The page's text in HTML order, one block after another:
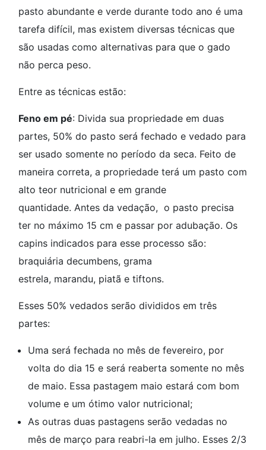
pasto abundante e verde durante todo ano é uma
tarefa difícil, mas existem diversas técnicas que
são usadas como alternativas para que o gado
não perca peso.
Entre as técnicas estão:
Feno em pé: Divida sua propriedade em duas
partes, 50% do pasto será fechado e vedado para
ser usado somente no período da seca. Feito de
maneira correta, a propriedade terá um pasto com
alto teor nutricional e em grande
quantidade. Antes da vedação, o pasto precisa
ter no máximo 15 cm e passar por adubação. Os
capins indicados para esse processo são:
braquiária decumbens, grama
estrela, marandu, piatã e tiftons.
Esses 50% vedados serão divididos em três
partes:
Uma será fechada no mês de fevereiro, por
volta do dia 15 e será reaberta somente no mês
de maio. Essa pastagem maio estará com bom
volume e um ótimo valor nutricional;
As outras duas pastagens serão vedadas no
mês de março para reabri-la em julho. Esses 2/3